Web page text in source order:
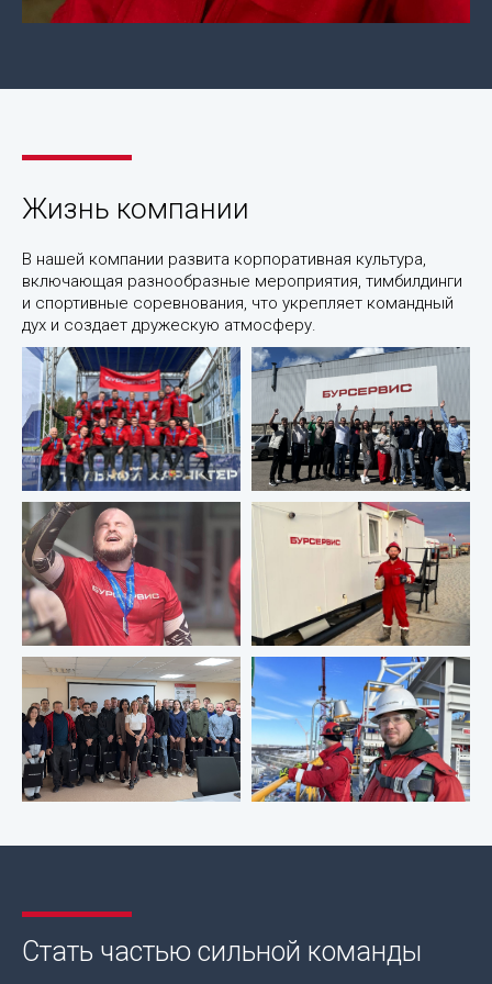
компании
"БурСервис"
Жизнь компании
В нашей компании развита корпоративная культура,
включающая разнообразные мероприятия, тимбилдинги
и спортивные соревнования, что укрепляет командный
дух и создает дружескую атмосферу.
Стать частью сильной команды